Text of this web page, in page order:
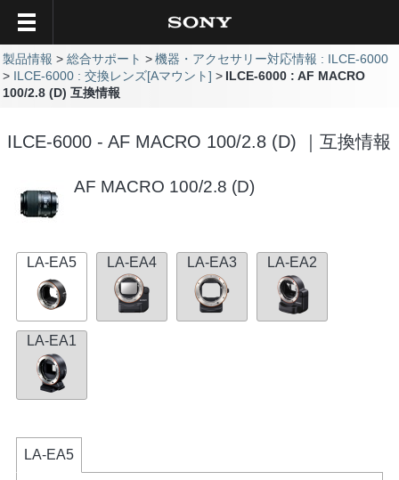
製品情報 総合サポート
機器・アクセサリー対応情報 : ILCE-6000
ILCE-6000 : 交換レンズ[Aマウント]
ILCE-6000 : AF MACRO
100/2.8 (D) 互換情報
ILCE-6000 - AF MACRO 100/2.8 (D) ｜互換情報
AF MACRO 100/2.8 (D)
LA-EA5 LA-EA4 LA-EA3 LA-EA2
LA-EA1
LA-EA5